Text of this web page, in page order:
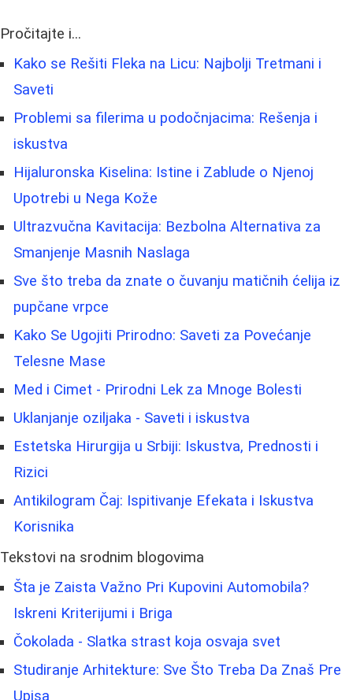
Pročitajte i...
Kako se Rešiti Fleka na Licu: Najbolji Tretmani i
Saveti
Problemi sa filerima u podočnjacima: Rešenja i
iskustva
Hijaluronska Kiselina: Istine i Zablude o Njenoj
Upotrebi u Nega Kože
Ultrazvučna Kavitacija: Bezbolna Alternativa za
Smanjenje Masnih Naslaga
Sve što treba da znate o čuvanju matičnih ćelija iz
pupčane vrpce
Kako Se Ugojiti Prirodno: Saveti za Povećanje
Telesne Mase
Med i Cimet - Prirodni Lek za Mnoge Bolesti
Uklanjanje oziljaka - Saveti i iskustva
Estetska Hirurgija u Srbiji: Iskustva, Prednosti i
Rizici
Antikilogram Čaj: Ispitivanje Efekata i Iskustva
Korisnika
Tekstovi na srodnim blogovima
Šta je Zaista Važno Pri Kupovini Automobila?
Iskreni Kriterijumi i Briga
Čokolada - Slatka strast koja osvaja svet
Studiranje Arhitekture: Sve Što Treba Da Znaš Pre
Upisa